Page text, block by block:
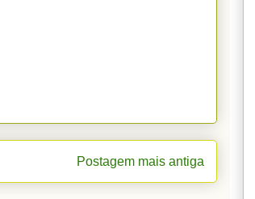
Postagem mais antiga